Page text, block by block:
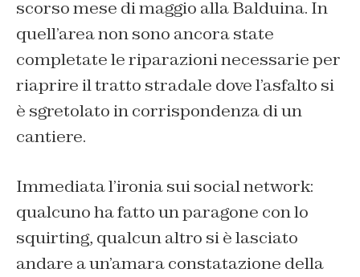
scorso mese di maggio alla Balduina. In
quell’area non sono ancora state
completate le riparazioni necessarie per
riaprire il tratto stradale dove l’asfalto si
è sgretolato in corrispondenza di un
cantiere.
Immediata l’ironia sui social network:
qualcuno ha fatto un paragone con lo
squirting, qualcun altro si è lasciato
andare a un’amara constatazione della